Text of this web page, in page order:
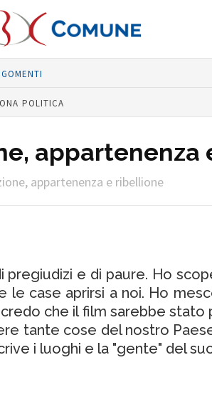
politica
appartenenza
appartenenza e ribellione
pregiudizi e di paure. Ho
le case aprirsi a noi. Ho
che il film sarebbe stato
tante cose del nostro
i luoghi e la "gente" del